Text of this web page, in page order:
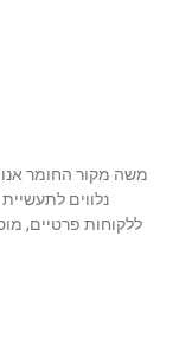
משה מקור החומר
נלווים
ללקוחות פרטיים,